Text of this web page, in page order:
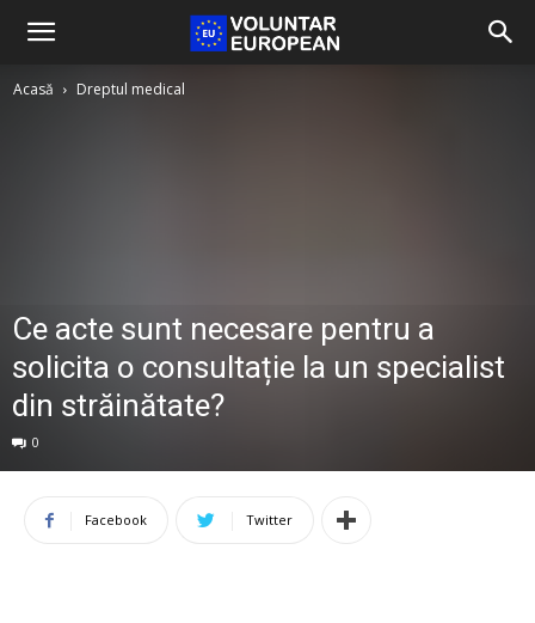
Acasă Dreptul medical
Ce acte sunt necesare pentru a
solicita o consultație la un specialist
din străinătate?
0
Facebook Twitter